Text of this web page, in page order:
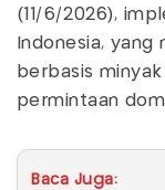
(11/6/2026),
Indonesia,
berbasis
permintaan
Baca Juga: